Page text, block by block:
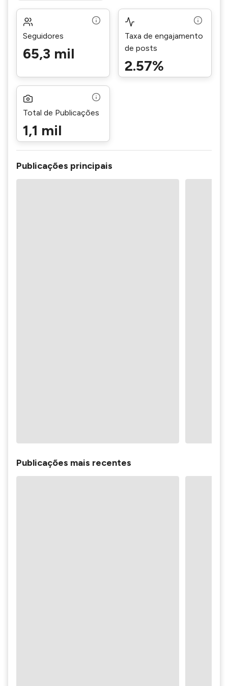
Seguidores
65,3 mil
Taxa de engajamento
de posts
2.57%
Total de Publicações
1,1 mil
Publicações principais
Publicações mais recentes